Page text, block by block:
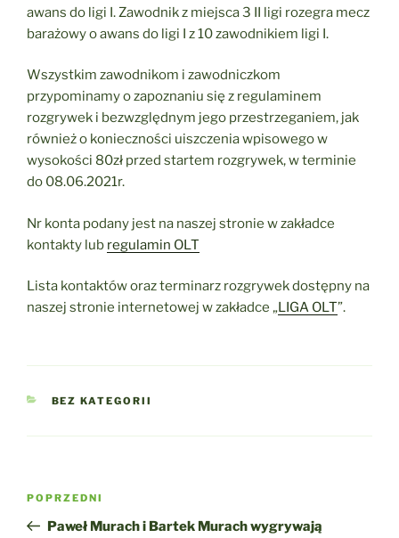
awans do ligi I. Zawodnik z miejsca 3 II ligi rozegra mecz
barażowy o awans do ligi I z 10 zawodnikiem ligi I.
Wszystkim zawodnikom i zawodniczkom
przypominamy o zapoznaniu się z regulaminem
rozgrywek i bezwzględnym jego przestrzeganiem, jak
również o konieczności uiszczenia wpisowego w
wysokości 80zł przed startem rozgrywek, w terminie
do 08.06.2021r.
Nr konta podany jest na naszej stronie w zakładce
kontakty lub regulamin OLT
Lista kontaktów oraz terminarz rozgrywek dostępny na
naszej stronie internetowej w zakładce „LIGA OLT”.
KATEGORIE
BEZ KATEGORII
Nawigacja
Poprzedni
wpis
POPRZEDNI
Paweł Murach i Bartek Murach wygrywają